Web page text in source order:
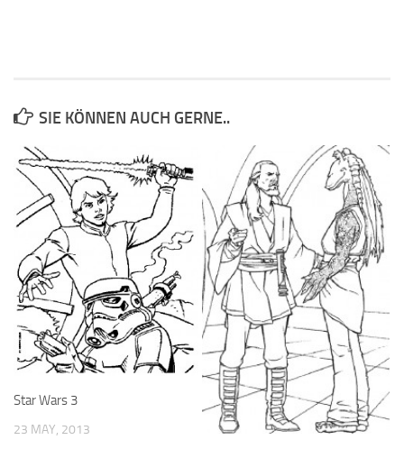
SIE KÖNNEN AUCH GERNE..
Star Wars 3
23 MAY, 2013